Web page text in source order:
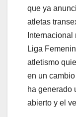
que ya
atletas
Liga
atletismo
en un
ha generado
abierto y el